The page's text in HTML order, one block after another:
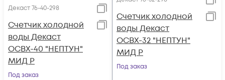
Декаст 76-40-298
Счетчик холодной
воды Декаст
ОСВХ-40 "НЕПТУН"
МИД Р
Под заказ
Счетчик холодной
воды Декаст
ОСВХ-32 "НЕПТУН"
МИД Р
Под заказ